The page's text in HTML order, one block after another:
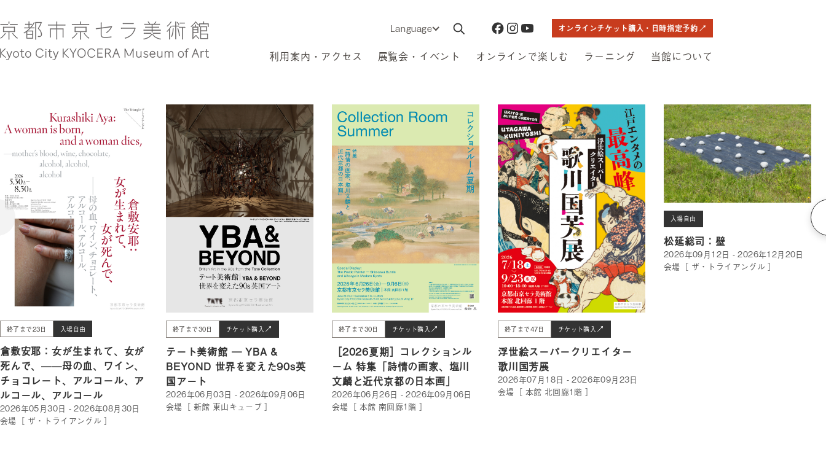
Language オンラインチケット購入・日時指定予約
利用案内・アクセス 展覧会・イベント オンラインで楽しむ ラーニング 当館について
終了まで23日 入場自由
倉敷安耶：女が生まれて、女が
死んで、——母の血、ワイン、
チョコレート、アルコール、ア
ルコール、アルコール
2026年05月30日 - 2026年08月30日
会場［ ザ・トライアングル ］
終了まで30日 チケット購入
テート美術館 ― YBA &
BEYOND 世界を変えた90s英
国アート
2026年06月03日 - 2026年09月06日
会場［ 新館 東山キューブ ］
終了まで30日 チケット購入
［2026夏期］コレクションル
ーム 特集「詩情の画家、塩川
文麟と近代京都の日本画」
2026年06月26日 - 2026年09月06日
会場［ 本館 南回廊1階 ］
終了まで47日 チケット購入
浮世絵スーパークリエイター
歌川国芳展
2026年07月18日 - 2026年09月23日
会場［ 本館 北回廊1階 ］
入場自由
松延総司：壁
2026年09月12日 - 2026年12月20日
会場［ ザ・トライアングル ］